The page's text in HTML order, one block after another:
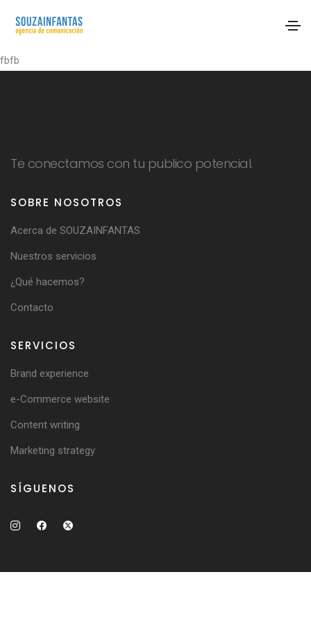
fbfb
Te conectamos con tu publico potencial.
SOBRE NOSOTROS
Acerca de SOUZAINFANTAS
Nuestros servicios
¿Qué hacemos?
Contacto
SERVICIOS
Brand experience
e-Commerce website
Content writing
Marketing strategy
SÍGUENOS